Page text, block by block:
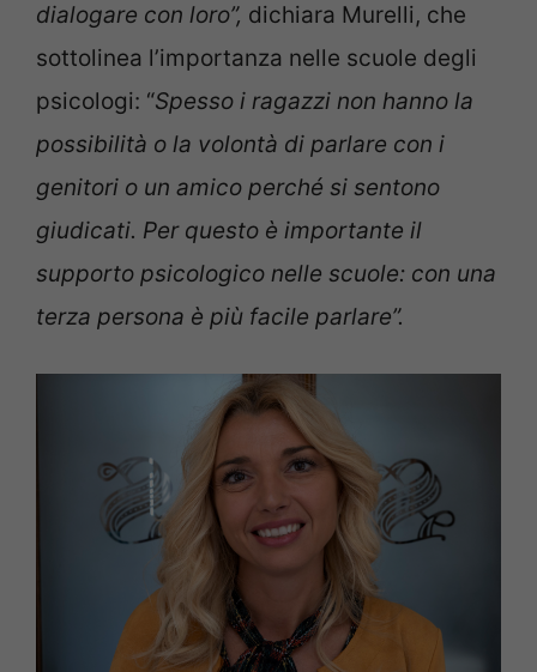
dialogare con loro”, dichiara Murelli, che
sottolinea l’importanza nelle scuole degli
psicologi: “Spesso i ragazzi non hanno la
possibilità o la volontà di parlare con i
genitori o un amico perché si sentono
giudicati. Per questo è importante il
supporto psicologico nelle scuole: con una
terza persona è più facile parlare”.